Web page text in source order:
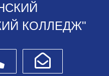
КОЛЛЕДЖ"
ТелефоныНаписать обращение